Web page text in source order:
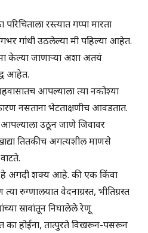
रस्त्यात गप्पा मारता
गांधी उठलेल्या मी पहिल्या आहेत.
केल्या जाणाऱ्या अशा अतयं
आहेत.
आपल्याला त्या नकोश्या
नसताना भेटताक्षणीच आवडतात.
आपल्याला उठून जाणे जिवावर
तितकीच अगत्यशील माणसे
हे अगदी शक्य आहे. की एक किंवा
रुग्णालयात वेदनाग्रस्त, भीतिग्रस्त
स्रावांतून निघालेले रेणू
का होईना, तात्पुरते विखरून-पसरून